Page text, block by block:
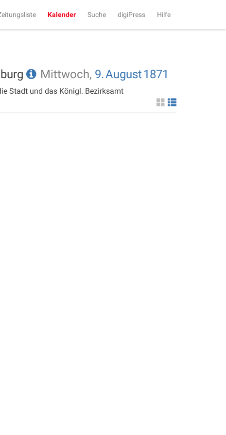
Kalender Suche digiPress Hilfe
Mittwoch, 9.August 1871
Stadt und das Königl. Bezirksamt